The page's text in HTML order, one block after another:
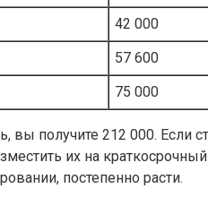
42 000
57 600
75 000
вы получите 212 000.
их на
постепенно расти.